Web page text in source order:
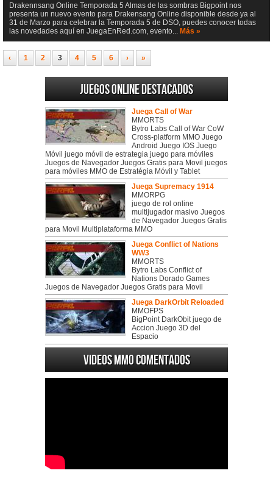
Drakennsang Online Temporada 5 Almas de las sombras Bigpoint nos
presenta un nuevo evento para Drakensang Online disponible desde ya al
31 de Marzo para celebrar la Temporada 5 de DSO, puedes conocer todas
las novedades aquí en JuegaEnRed.com, evento... Más »
‹ 1 2 3 4 5 6 › »
Juegos online destacados
Juega Call of War
MMORTS
Bytro Labs Call of War CoW
Cross-platform MMO Juego
Android Juego IOS Juego
Móvil juego móvil de estrategia juego para móviles
Juegos de Navegador Juegos Gratis para Movil juegos
para móviles MMO de Estratégia Móvil y Tablet
Juega Supremacy 1914
MMORPG
juego de rol online
multijugador masivo Juegos
de Navegador Juegos Gratis
para Movil Multiplataforma MMO
Juega Conflict of Nations
WW3
MMORTS
Bytro Labs Conflict of
Nations Dorado Games
Juegos de Navegador Juegos Gratis para Movil
Juega DarkOrbit Reloaded
MMOFPS
BigPoint DarkObit juego de
Accion Juego 3D del
Espacio
Videos MMO Comentados